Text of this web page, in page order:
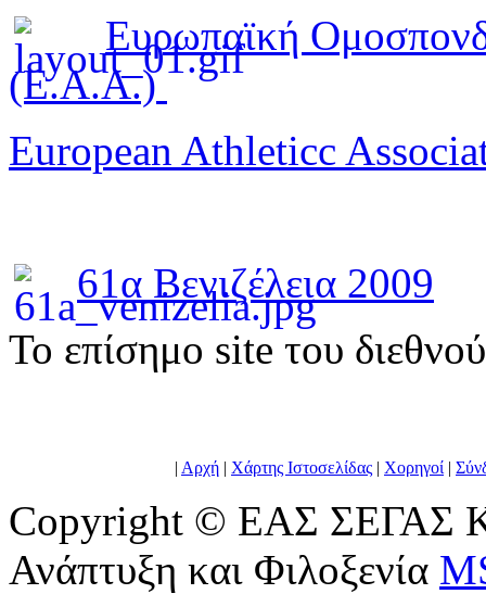
Ευρωπαϊκή
(E.A.A.)
European Athleticc
61α Βενιζέλεια 2009
To επίσημο site του
| Αρχή | Χάρτης Ιστοσελίδας | Χορηγοί |
Copyright © ΕΑΣ ΣΕΓΑΣ
Ανάπτυξη και Φιλοξενία